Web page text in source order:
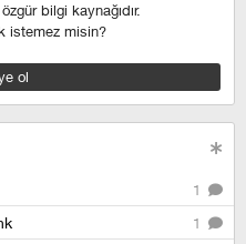
bilgi kaynağıdır.
istemez misin?
ol
1
1